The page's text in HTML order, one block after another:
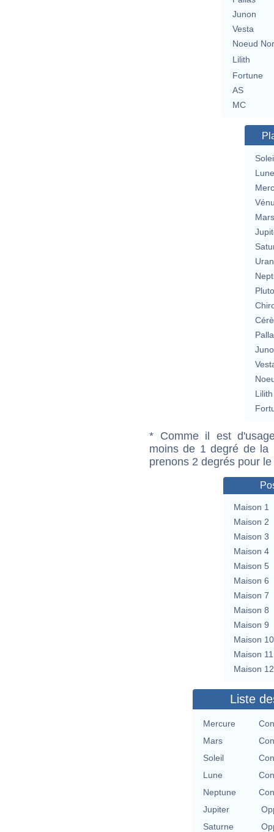
Junon
Vesta
Noeud
Lilith
Fortune
AS
MC
Lune
Mars
Lilith
* Comme il est
moins de 1 degré de la
prenons 2 degrés pour
Maison 1
Maison 2
Maison 3
Maison 4
Maison 5
Maison 6
Maison 7
Maison 8
Maison 9
Maison 10
Maison 11
Maison 12
Liste
Mercure
Mars
Soleil
Lune
Neptune
Jupiter
Saturne